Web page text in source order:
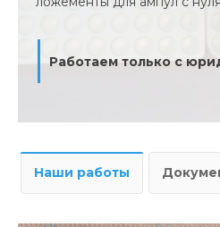
Работаем только с
Наши работы